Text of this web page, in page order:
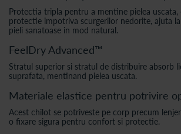
Protectia tripla pentru a mentine pielea uscata,
protectie impotriva scurgerilor nedorite, ajuta
pieli sanatoase in mod natural.
FeelDry Advanced™
Stratul superior si stratul de distribuire absorb
suprafata, mentinand pielea uscata.
Materiale elastice pentru potrivire
Acest chilot se potriveste pe corp precum
o fixare sigura pentru confort si protectie.